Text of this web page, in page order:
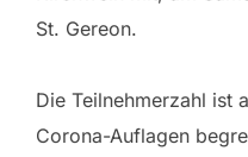
St. Gereon.
Die Teilnehmerzahl ist
Corona-Auflagen